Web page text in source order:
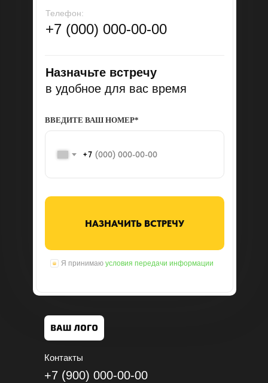
Назначьте встречу
в удобное для вас время
Я принимаю условия передачи информации
+7 (000) 000-00-00
Телефон:
ВВЕДИТЕ ВАШ НОМЕР*
+7
НАЗНАЧИТЬ ВСТРЕЧУ
+7 (900) 000-00-00
Контакты